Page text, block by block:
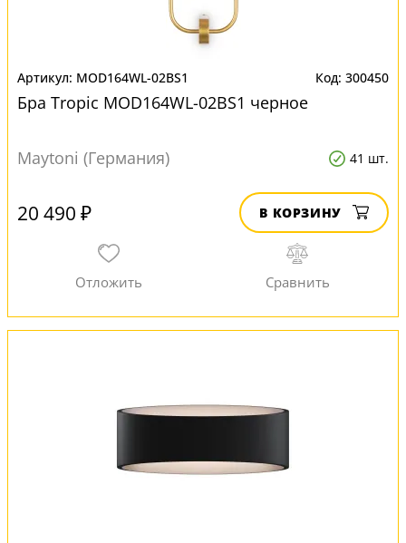
MOD164WL-02BS1 300450
Бра Tropic MOD164WL-02BS1 черное
Maytoni (Германия) 41 шт.
20 490 ₽ В КОРЗИНУ